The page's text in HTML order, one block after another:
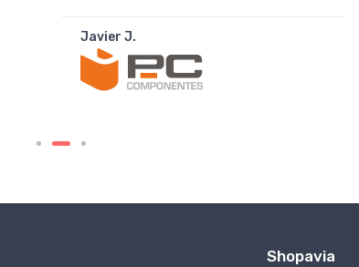
Javier J.
Shopavia